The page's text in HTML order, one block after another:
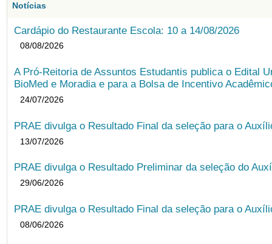
Notícias
Cardápio do Restaurante Escola: 10 a 14/08/2026
08/08/2026
A Pró-Reitoria de Assuntos Estudantis publica o Edital
BioMed e Moradia e para a Bolsa de Incentivo
24/07/2026
PRAE divulga o Resultado Final da seleção para o
13/07/2026
PRAE divulga o Resultado Preliminar da seleção do
29/06/2026
PRAE divulga o Resultado Final da seleção para o
08/06/2026